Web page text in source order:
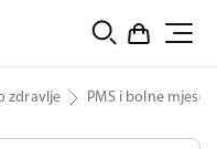
zdravlje PMS i bolne